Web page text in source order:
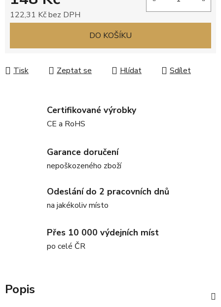
122,31 Kč bez DPH
DO KOŠÍKU
Tisk Zeptat se Hlídat Sdílet
Certifikované výrobky
CE a RoHS
Garance doručení
nepoškozeného zboží
Odeslání do 2 pracovních dnů
na jakékoliv místo
Přes 10 000 výdejních míst
po celé ČR
Popis